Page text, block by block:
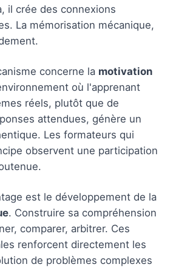
il crée des connexions
La mémorisation mécanique,
concerne la motivation
où l'apprenant
réels, plutôt que de
attendues, génère un
Les formateurs qui
observent une participation
est le développement de la
. Construire sa compréhension
comparer, arbitrer. Ces
renforcent directement les
de problèmes complexes